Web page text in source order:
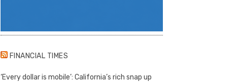
FINANCIAL TIMES
‘Every dollar is mobile’: California’s rich snap up